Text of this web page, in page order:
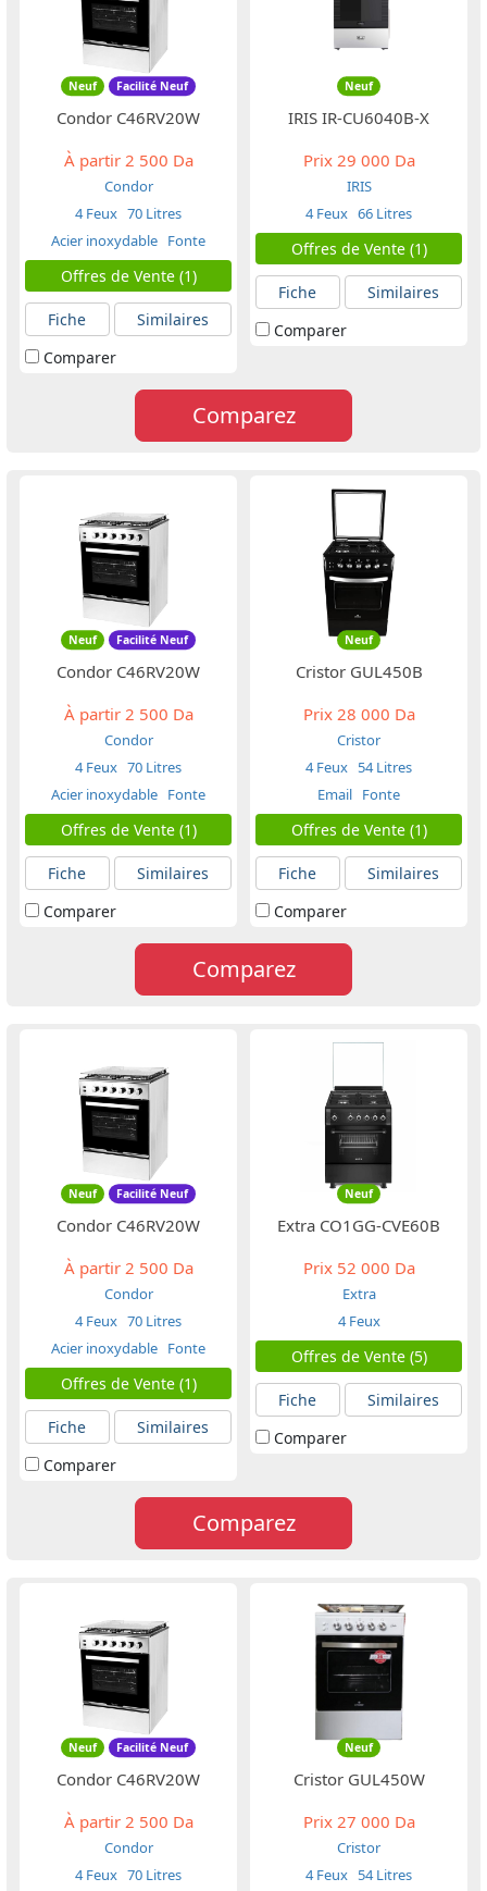
Neuf Facilité Neuf
Condor C46RV20W
À partir2 500 Da
Condor
4 Feux 70 Litres
Acier inoxydable Fonte
Offres de Vente (1)
Fiche
Similaires
Comparer
Neuf
IRIS IR-CU6040B-X
Prix29 000 Da
IRIS
4 Feux 66 Litres
Offres de Vente (1)
Fiche
Similaires
Comparer
Comparez
Neuf Facilité Neuf
Condor C46RV20W
À partir2 500 Da
Condor
4 Feux 70 Litres
Acier inoxydable Fonte
Offres de Vente (1)
Fiche
Similaires
Comparer
Neuf
Cristor GUL450B
Prix28 000 Da
Cristor
4 Feux 54 Litres
Email Fonte
Offres de Vente (1)
Fiche
Similaires
Comparer
Comparez
Neuf Facilité Neuf
Condor C46RV20W
À partir2 500 Da
Condor
4 Feux 70 Litres
Acier inoxydable Fonte
Offres de Vente (1)
Fiche
Similaires
Comparer
Neuf
Extra CO1GG-CVE60B
Prix52 000 Da
Extra
4 Feux
Offres de Vente (5)
Fiche
Similaires
Comparer
Comparez
Neuf Facilité Neuf
Condor C46RV20W
À partir2 500 Da
Condor
4 Feux 70 Litres
Neuf
Cristor GUL450W
Prix27 000 Da
Cristor
4 Feux 54 Litres